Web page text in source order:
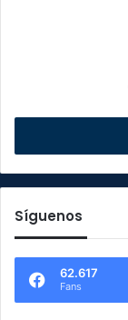
Síguenos
62.617
Fans